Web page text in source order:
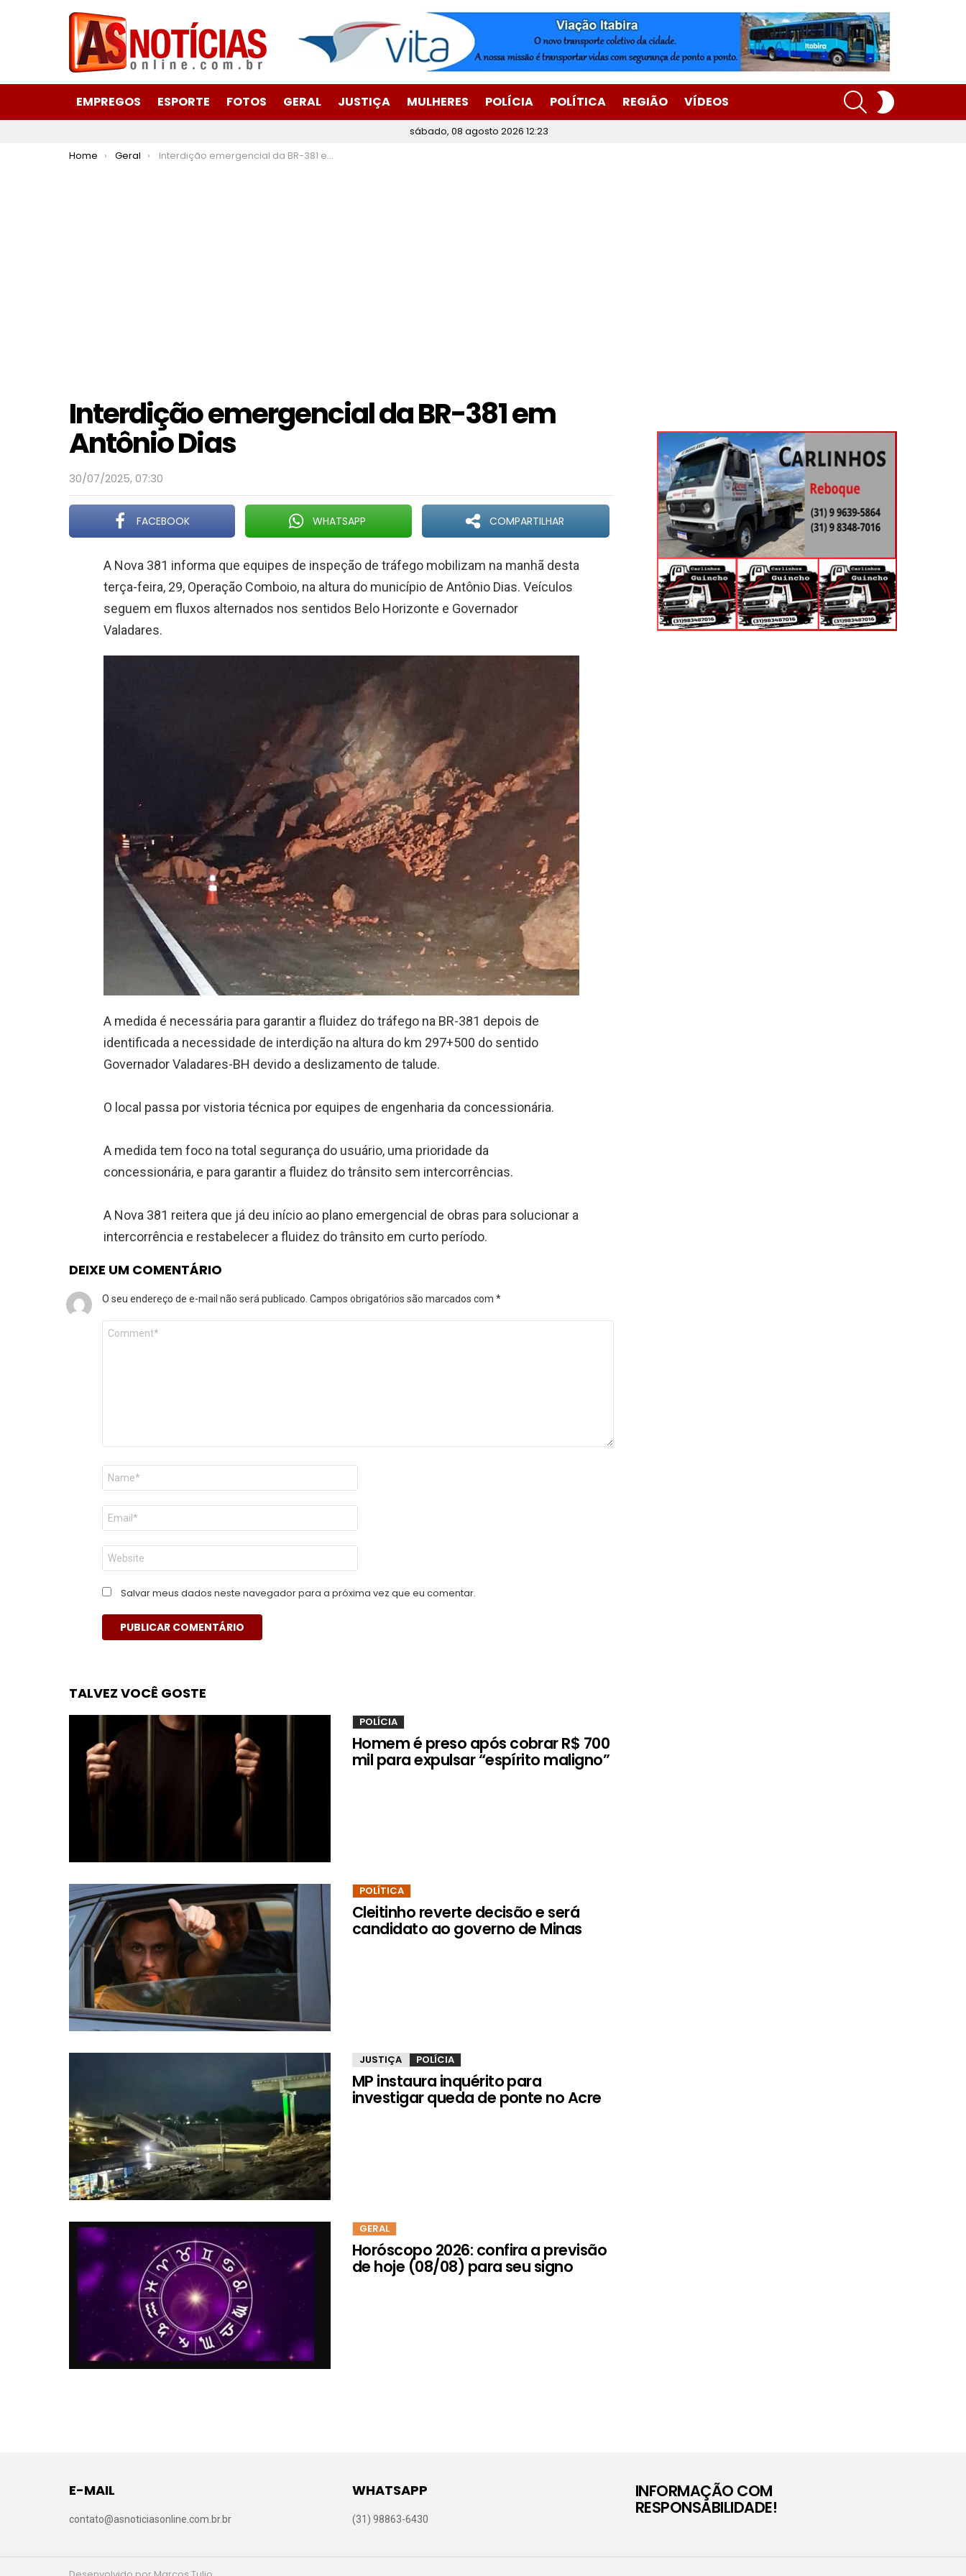
EMPREGOS ESPORTE FOTOS GERAL JUSTIÇA MULHERES POLÍCIA POLÍTICA REGIÃO VÍDEOS
SEARCH
sábado, 08 agosto 2026 12:23
You are here:
Home Geral Interdição emergencial da BR-381 em Antônio Dias
Interdição emergencial da BR-381 em
Antônio Dias
30/07/2025, 07:30
FACEBOOK WHATSAPP COMPARTILHAR
A Nova 381 informa que equipes de inspeção de tráfego mobilizam na manhã desta
terça-feira, 29, Operação Comboio, na altura do município de Antônio Dias. Veículos
seguem em fluxos alternados nos sentidos Belo Horizonte e Governador
Valadares.
A medida é necessária para garantir a fluidez do tráfego na BR-381 depois de
identificada a necessidade de interdição na altura do km 297+500 do sentido
Governador Valadares-BH devido a deslizamento de talude.
O local passa por vistoria técnica por equipes de engenharia da concessionária.
A medida tem foco na total segurança do usuário, uma prioridade da
concessionária, e para garantir a fluidez do trânsito sem intercorrências.
A Nova 381 reitera que já deu início ao plano emergencial de obras para solucionar a
intercorrência e restabelecer a fluidez do trânsito em curto período.
DEIXE UM COMENTÁRIO
O seu endereço de e-mail não será publicado. Campos obrigatórios são marcados com *
Comentário
Nome
E-
mail
*
Site
Salvar meus dados neste navegador para a próxima vez que eu comentar.
TALVEZ VOCÊ GOSTE
POLÍCIA
Homem é preso após cobrar R$ 700
mil para expulsar “espírito maligno”
POLÍTICA
Cleitinho reverte decisão e será
candidato ao governo de Minas
JUSTIÇA POLÍCIA
MP instaura inquérito para
investigar queda de ponte no Acre
GERAL
Horóscopo 2026: confira a previsão
de hoje (08/08) para seu signo
E-MAIL
contato@asnoticiasonline.com.br.br
WHATSAPP
(31) 98863-6430
INFORMAÇÃO COM
RESPONSABILIDADE!